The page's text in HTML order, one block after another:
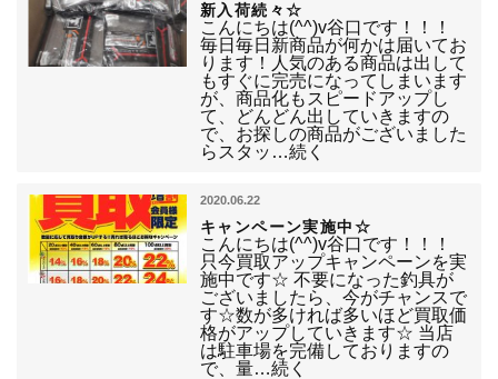
新入荷続々☆
こんにちは(^^)v谷口です！！！
毎日毎日新商品が何かは届いてお
ります！人気のある商品は出して
もすぐに完売になってしまいます
が、商品化もスピードアップし
て、どんどん出していきますの
で、お探しの商品がございました
らスタッ…続く
2020.06.22
キャンペーン実施中☆
こんにちは(^^)v谷口です！！！
只今買取アップキャンペーンを実
施中です☆ 不要になった釣具が
ございましたら、今がチャンスで
す☆数が多ければ多いほど買取価
格がアップしていきます☆ 当店
は駐車場を完備しておりますの
で、量…続く